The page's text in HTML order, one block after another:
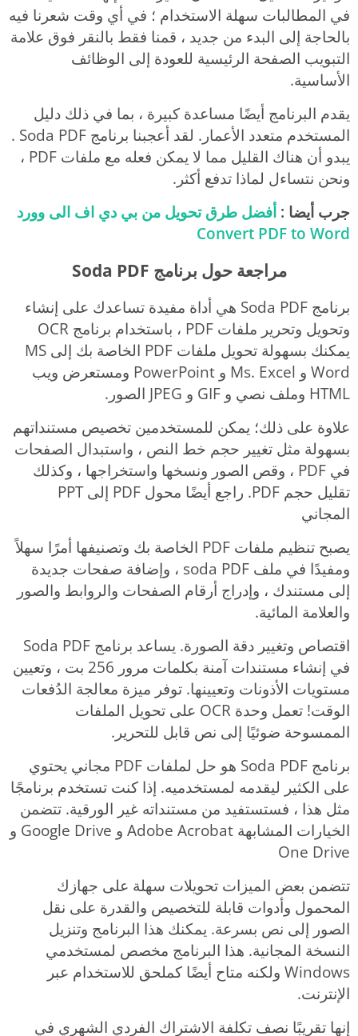
في المطالبات سهلة الاستخدام ؛ في أي وقت شعرنا فيه
بالحاجة إلى البدء من جديد ، قمنا فقط بالنقر فوق علامة
التبويب الصفحة الرئيسية للعودة إلى الوظائف
الأساسية.
يقدم البرنامج أيضًا مساعدة كبيرة ، بما في ذلك دليل
المستخدم متعدد الأعمار. لقد أعجبنا برنامج Soda PDF .
يبدو أن هناك القليل مما لا يمكن فعله مع ملفات PDF ،
ونحن نتساءل لماذا تدفع أكثر.
جرب أيضا : أفضل طرق تحويل من بي دي اف الى وورد
Convert PDF to Word
مراجعة حول برنامج Soda PDF
برنامج Soda PDF هي أداة مفيدة تساعدك على إنشاء
وتحويل وتحرير ملفات PDF ، باستخدام برنامج OCR
يمكنك بسهولة تحويل ملفات PDF الخاصة بك إلى MS
Word و Ms. Excel و PowerPoint ومستعرض ويب
HTML وملف نصي و GIF و JPEG الصور.
علاوة على ذلك؛ يمكن للمستخدمين تخصيص مستنداتهم
بسهولة مثل تغيير حجم خط النص ، واستبدال الصفحات
في PDF ، وقص الصور ونسخها واستخراجها ، وكذلك
تقليل حجم PDF. راجع أيضًا محول PDF إلى PPT
المجاني
يصبح تنظيم ملفات PDF الخاصة بك وتصنيفها أمرًا سهلاً
ومفيدًا في ملف soda PDF ، وإضافة صفحات جديدة
إلى مستندك ، وإدراج أرقام الصفحات والروابط والصور
والعلامة المائية.
اقتصاص وتغيير دقة الصورة. يساعد برنامج Soda PDF
في إنشاء مستندات آمنة بكلمات مرور 256 بت ، وتعيين
مستويات الأذونات وتعيينها. توفر ميزة معالجة الدُفعات
الوقت! تعمل وحدة OCR على تحويل الملفات
الممسوحة ضوئيًا إلى نص قابل للتحرير.
برنامج Soda PDF هو حل لملفات PDF مجاني يحتوي
على الكثير ليقدمه لمستخدميه. إذا كنت تستخدم برنامجًا
مثل هذا ، فستستفيد من مستنداته غير الورقية. تتضمن
الخيارات المشابهة Adobe Acrobat و Google Drive و
One Drive
تتضمن بعض الميزات تحويلات سهلة على جهازك
المحمول وأدوات قابلة للتخصيص والقدرة على نقل
الصور إلى نص بسرعة. يمكنك هذا البرنامج وتنزيل
النسخة المجانية. هذا البرنامج مخصص لمستخدمي
Windows ولكنه متاح أيضًا كملحق للاستخدام عبر
الإنترنت.
إنها تقريبًا نصف تكلفة الاشتراك الفردي الشهري في